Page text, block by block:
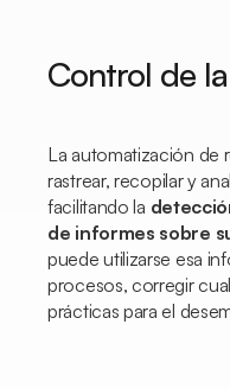
Control de
La automatización de
rastrear, recopilar y
facilitando la
de informes sobre
puede utilizarse esa
procesos, corregir
prácticas para el